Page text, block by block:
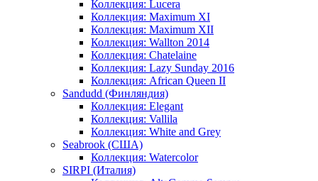
Коллекция: Lucera
Коллекция: Maximum XI
Коллекция: Maximum XII
Коллекция: Wallton 2014
Коллекция: Chatelaine
Коллекция: Lazy Sunday 2016
Коллекция: African Queen II
Sandudd (Финляндия)
Коллекция: Elegant
Коллекция: Vallila
Коллекция: White and Grey
Seabrook (США)
Коллекция: Watercolor
SIRPI (Италия)